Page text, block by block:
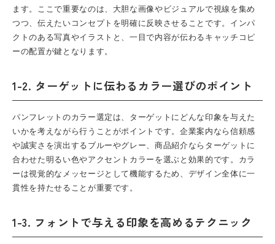
ます。ここで重要なのは、大胆な画像やビジュアルで視線を集め
つつ、伝えたいコンセプトを明確に反映させることです。インパ
クトのある写真やイラストと、一目で内容が伝わるキャッチコピ
ーの配置が鍵となります。
1-2. ターゲットに伝わるカラー選びのポイント
パンフレット のカラー選定は、ターゲットにどんな印象を与えた
いかを考えながら行うことがポイントです。企業案内なら信頼感
や誠実さを演出するブルーやグレー、商品紹介ならターゲットに
合わせた明るい色やアクセントカラーを選ぶと効果的です。カラ
ーは視覚的なメッセージとして機能するため、デザイン全体に一
貫性を持たせることが重要です。
1-3. フォントで与える印象を高めるテクニック